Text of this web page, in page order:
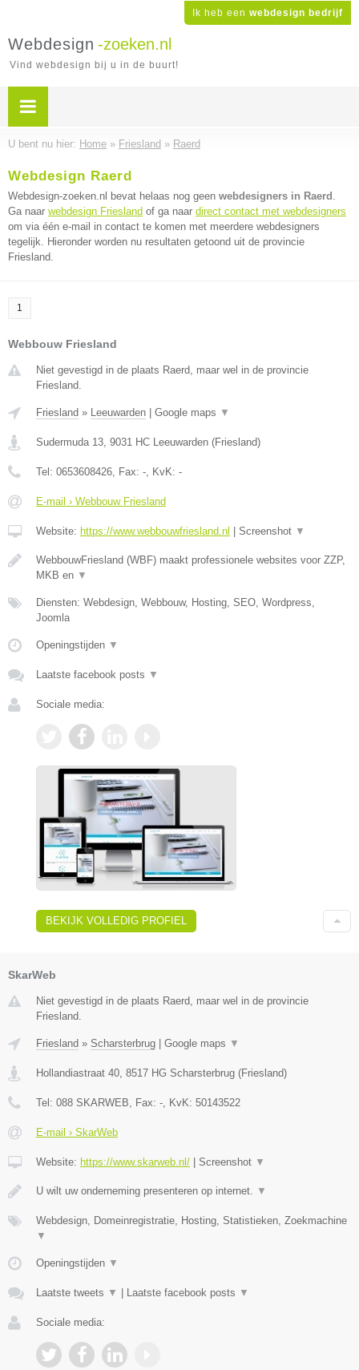
Ik heb een webdesign bedrijf
Webdesign -zoeken.nl
Vind webdesign bij u in de buurt!
U bent nu hier: Home » Friesland » Raerd
Webdesign Raerd
Webdesign-zoeken.nl bevat helaas nog geen webdesigners in Raerd .
Ga naar webdesign Friesland of ga naar direct contact met webdesigners
om via één e-mail in contact te komen met meerdere webdesigners
tegelijk. Hieronder worden nu resultaten getoond uit de provincie
Friesland.
1
Webbouw Friesland
Niet gevestigd in de plaats Raerd, maar wel in de provincie
Friesland.
Friesland » Leeuwarden Google maps ▼
Sudermuda 13, 9031 HC Leeuwarden (Friesland)
Tel: 0653608426, Fax: -, KvK: -
E-mail › Webbouw Friesland
Website: https://www.webbouwfriesland.nl Screenshot ▼
WebbouwFriesland (WBF) maakt professionele websites voor ZZP,
MKB en ▼
Diensten: Webdesign, Webbouw, Hosting, SEO, Wordpress,
Joomla
Openingstijden ▼
Laatste facebook posts ▼
Sociale media:
BEKIJK VOLLEDIG PROFIEL
SkarWeb
Niet gevestigd in de plaats Raerd, maar wel in de provincie
Friesland.
Friesland » Scharsterbrug Google maps ▼
Hollandiastraat 40 8517 HG Scharsterbrug (Friesland)
Tel: 088 SKARWEB , Fax: - , KvK: 50143522
E-mail › SkarWeb
Website: https://www.skarweb.nl/ Screenshot ▼
U wilt uw onderneming presenteren op internet. ▼
Webdesign, Domeinregistratie, Hosting, Statistieken, Zoekmachine
▼
Openingstijden ▼
Laatste tweets ▼ Laatste facebook posts ▼
Sociale media: